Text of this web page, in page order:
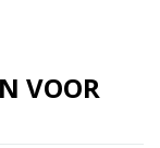
VOOR